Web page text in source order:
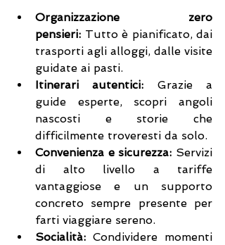
Organizzazione zero
pensieri: Tutto è pianificato, dai
trasporti agli alloggi, dalle visite
guidate ai pasti.
Itinerari autentici: Grazie a
guide esperte, scopri angoli
nascosti e storie che
difficilmente troveresti da solo.
Convenienza e sicurezza: Servizi
di alto livello a tariffe
vantaggiose e un supporto
concreto sempre presente per
farti viaggiare sereno.
Socialità: Condividere momenti